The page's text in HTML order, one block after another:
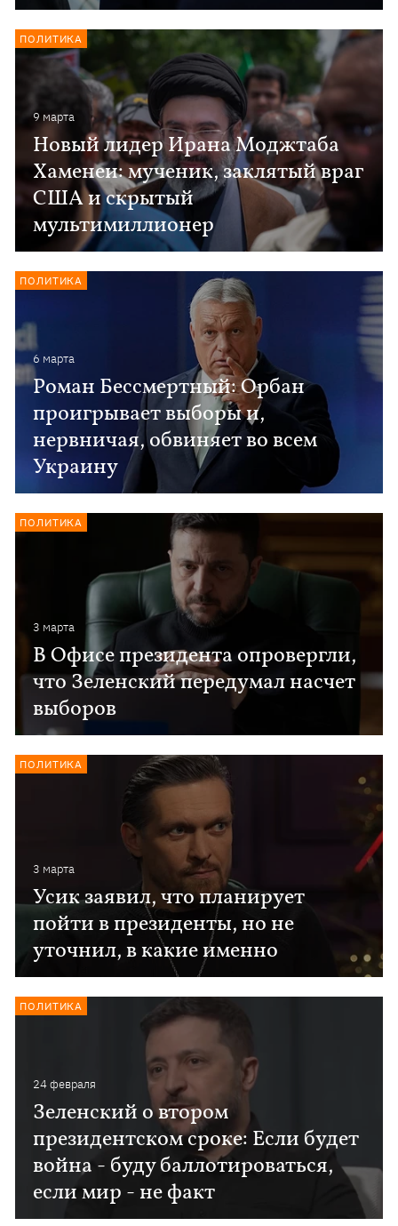
9 марта
Новый лидер Ирана Моджтаба
Хаменеи: мученик, заклятый враг
США и скрытый
мультимиллионер
ПОЛИТИКА
6 марта
Роман Бессмертный: Орбан
проигрывает выборы и,
нервничая, обвиняет во всем
Украину
ПОЛИТИКА
3 марта
В Офисе президента опровергли,
что Зеленский передумал насчет
выборов
ПОЛИТИКА
3 марта
Усик заявил, что планирует
пойти в президенты, но не
уточнил, в какие именно
ПОЛИТИКА
24 февраля
Зеленский о втором
президентском сроке: Если будет
война - буду баллотироваться,
если мир - не факт
ПОЛИТИКА